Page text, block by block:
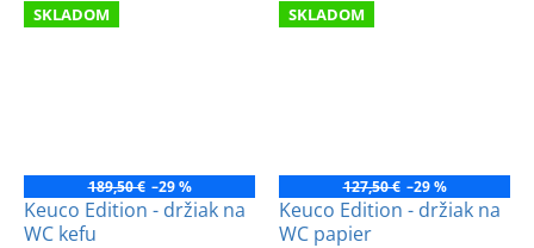
SKLADOM
189,50 € –29 %
Keuco Edition - držiak na
WC kefu
SKLADOM
127,50 € –29 %
Keuco Edition - držiak na
WC papier